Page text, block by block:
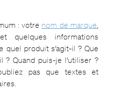
: votre nom de marque
quelques informations
quel produit s’agit-il ? Que
? Quand puis-je l’utiliser ?
pas que textes et